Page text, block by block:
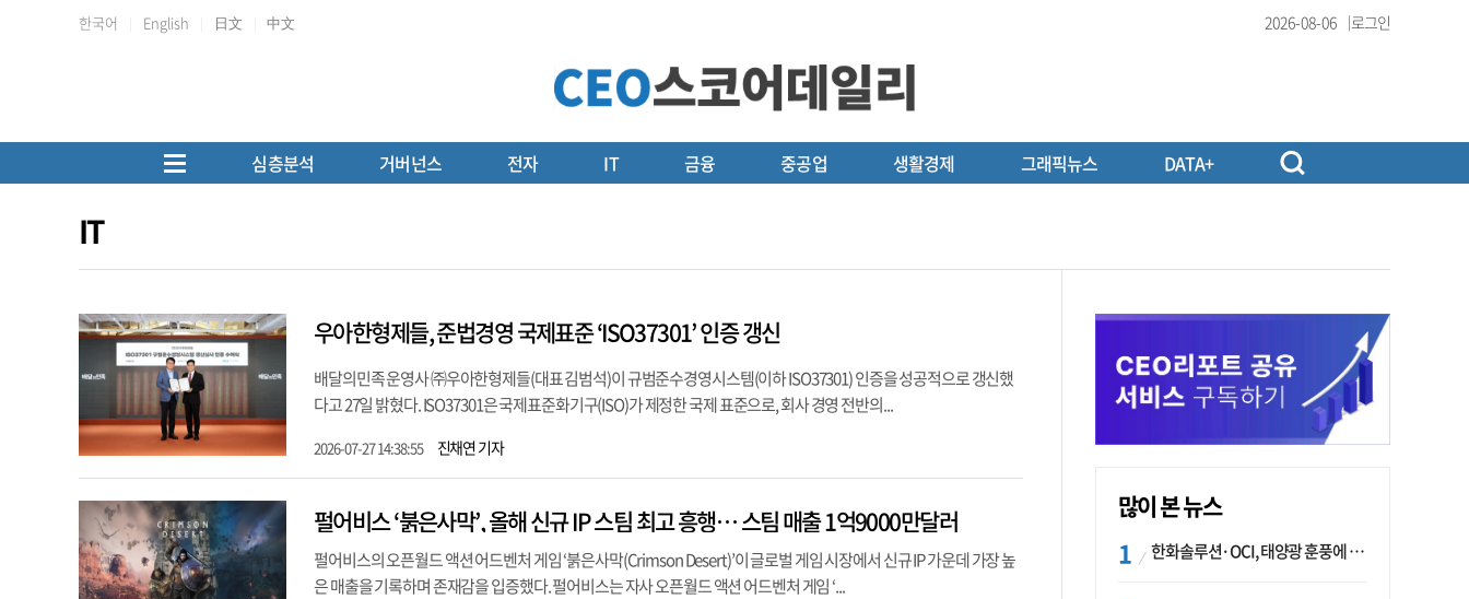
한국어 English 日文 中文 2026-08-06 로그인
심층분석 거버넌스 전자 IT 금융 중공업 생활경제 그래픽뉴스 DATA+
IT
우아한형제들, 준법경영 국제표준 ‘ISO37301’ 인증 갱신
배달의민족 운영사 ㈜우아한형제들(대표 김범석)이 규범준수경영시스템(이하 ISO37301) 인증을 성공적으로 갱신했
다고 27일 밝혔다. ISO37301은 국제표준화기구(ISO)가 제정한 국제 표준으로, 회사 경영 전반의...
2026-07-27 14:38:55 진채연 기자
펄어비스 ‘붉은사막’, 올해 신규 IP 스팀 최고 흥행… 스팀 매출 1억9000만달러
펄어비스의 오픈월드 액션 어드벤처 게임 ‘붉은사막(Crimson Desert)’이 글로벌 게임 시장에서 신규 IP 가운데 가장 높
은 매출을 기록하며 존재감을 입증했다. 펄어비스는 자사 오픈월드 액션 어드벤처 게임 ‘...
많이 본 뉴스
한화솔루션·OCI, 태양광 훈풍에 실적 개선…美 ‘섹션232’ 최대 변수